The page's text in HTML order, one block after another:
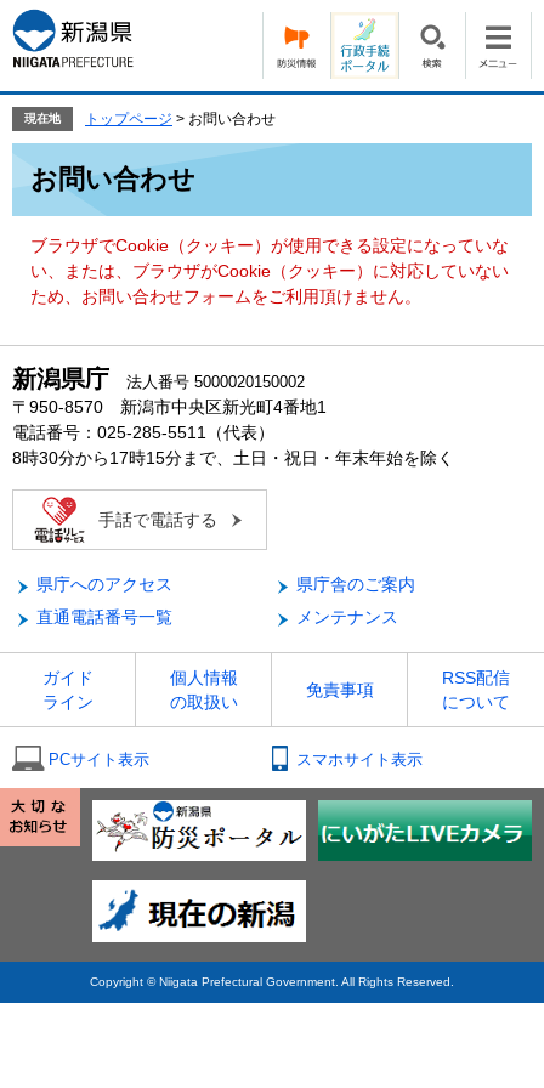
ー
ジ
の
頭
す。
ニ
ュ
ー
飛
て
現在地 トップページ > お問い合わせ
お問い合わせ
ブラウザでCookie（クッキー）が使用できる設定になっていな
い、または、ブラウザがCookie（クッキー）に対応していない
ため、お問い合わせフォームをご利用頂けません。
新潟県庁 法人番号 5000020150002
〒950-8570 新潟市中央区新光町4番地1
電話番号：025-285-5511（代表）
8時30分から17時15分まで、土日・祝日・年末年始を除く
手話で電話する
県庁へのアクセス
県庁舎のご案内
直通電話番号一覧
メンテナンス
ガイド
ライン
個人情報
の取扱い
免責事項
RSS配信
について
PCサイト表示 スマホサイト表示
Copyright © Niigata Prefectural Government. All Rights Reserved.